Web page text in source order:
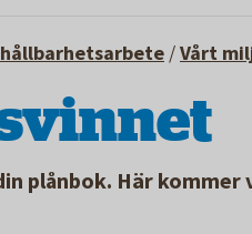
/Vårt
plånbok. Här kommer